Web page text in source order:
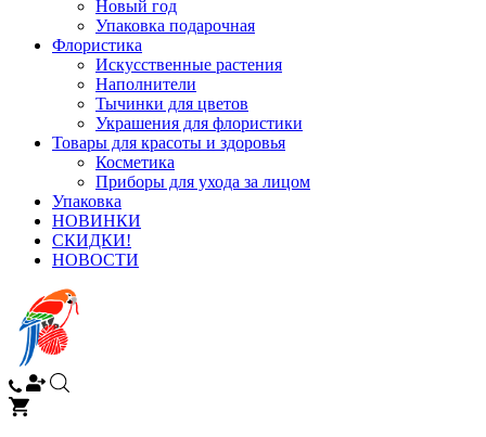
Новый год
Упаковка подарочная
Флористика
Искусственные растения
Наполнители
Тычинки для цветов
Украшения для флористики
Товары для красоты и здоровья
Косметика
Приборы для ухода за лицом
Упаковка
НОВИНКИ
СКИДКИ!
НОВОСТИ